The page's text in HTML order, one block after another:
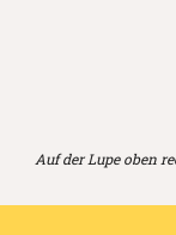
Auf der Lupe oben